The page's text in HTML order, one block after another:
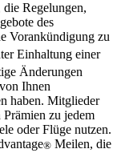
Regelungen,
des
Vorankündigung zu
Einhaltung einer
Änderungen
Ihnen
haben. Mitglieder
zu jedem
oder Flüge nutzen.
® Meilen, die